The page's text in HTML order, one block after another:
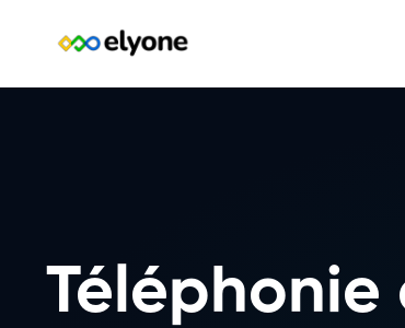
Téléphonie